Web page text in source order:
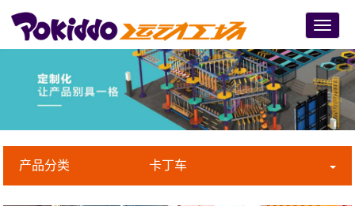
Menu
产品分类 卡丁车